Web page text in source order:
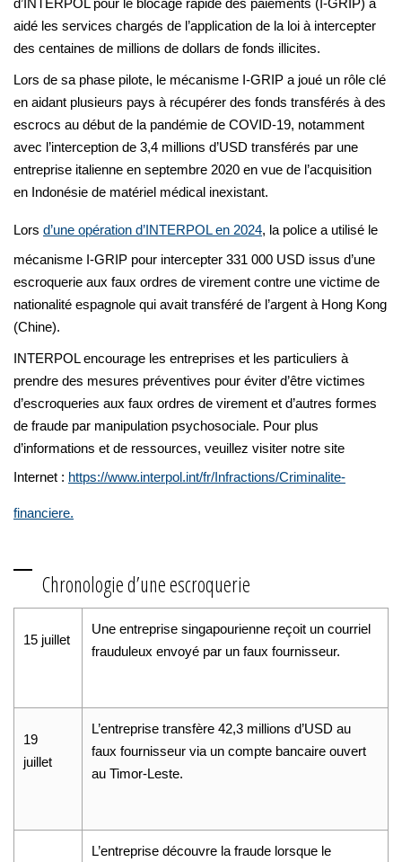
d’INTERPOL pour le blocage rapide des paiements (I-GRIP) a
aidé les services chargés de l’application de la loi à intercepter
des centaines de millions de dollars de fonds illicites.
Lors de sa phase pilote, le mécanisme I-GRIP a joué un rôle clé
en aidant plusieurs pays à récupérer des fonds transférés à des
escrocs au début de la pandémie de COVID-19, notamment
avec l’interception de 3,4 millions d’USD transférés par une
entreprise italienne en septembre 2020 en vue de l’acquisition
en Indonésie de matériel médical inexistant.
Lors d’une opération d’INTERPOL en 2024, la police a utilisé le
mécanisme I-GRIP pour intercepter 331 000 USD issus d’une
escroquerie aux faux ordres de virement contre une victime de
nationalité espagnole qui avait transféré de l’argent à Hong Kong
(Chine).
INTERPOL encourage les entreprises et les particuliers à
prendre des mesures préventives pour éviter d’être victimes
d’escroqueries aux faux ordres de virement et d’autres formes
de fraude par manipulation psychosociale. Pour plus
d’informations et de ressources, veuillez visiter notre site
Internet : https://www.interpol.int/fr/Infractions/Criminalite-
financiere.
Chronologie d’une escroquerie
15 juillet
Une entreprise singapourienne reçoit un courriel
frauduleux envoyé par un faux fournisseur.
19
juillet
L’entreprise transfère 42,3 millions d’USD au
faux fournisseur via un compte bancaire ouvert
au Timor-Leste.
L’entreprise découvre la fraude lorsque le